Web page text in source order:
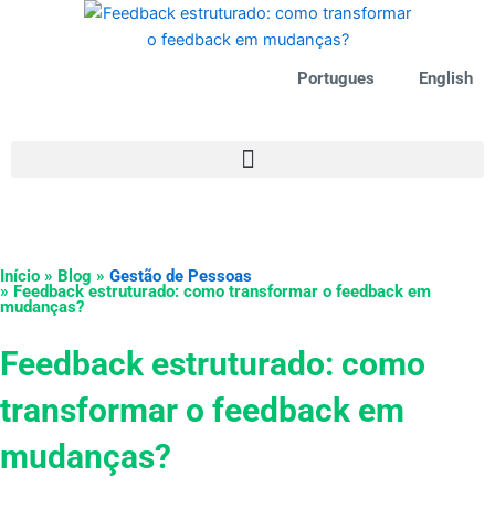
Portugues English
Início » Blog » Gestão de Pessoas
» Feedback estruturado: como transformar o feedback em
mudanças?
Feedback estruturado: como
transformar o feedback em
mudanças?